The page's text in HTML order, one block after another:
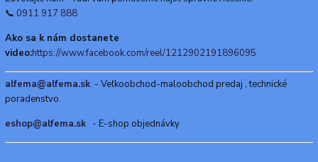
📞 0911 917 888
Ako sa k nám dostanete
video:https://www.facebook.com/reel/1212902191896095
alfema@alfema.sk - Veľkoobchod-maloobchod predaj , technické
poradenstvo.
eshop@alfema.sk - E-shop objednávky